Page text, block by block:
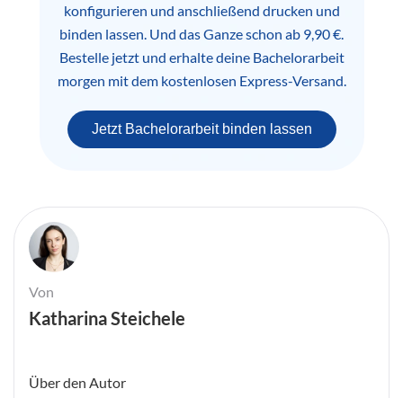
konfigurieren und anschließend drucken und
binden lassen. Und das Ganze schon ab 9,90 €.
Bestelle jetzt und erhalte deine Bachelorarbeit
morgen mit dem kostenlosen Express-Versand.
Jetzt Bachelorarbeit binden lassen
Von
Katharina Steichele
Über den Autor